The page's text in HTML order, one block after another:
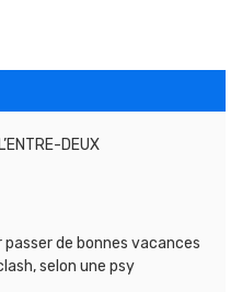
DEUX
passer de bonnes vacances
selon une psy